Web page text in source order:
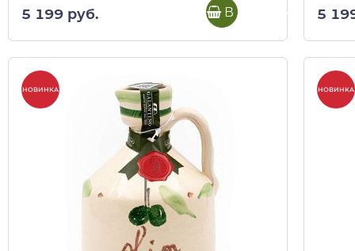
5 199 руб. В корзину 5
НОВИНКА НОВИНКА